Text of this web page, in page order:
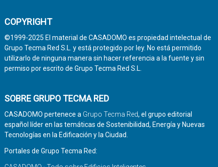
COPYRIGHT
©1999-2025 El material de CASADOMO es propiedad intelectual de
Grupo Tecma Red S.L. y está protegido por ley. No está permitido
utilizarlo de ninguna manera sin hacer referencia a la fuente y sin
permiso por escrito de Grupo Tecma Red S.L.
SOBRE GRUPO TECMA RED
CASADOMO pertenece a Grupo Tecma Red, el grupo editorial
español líder en las temáticas de Sostenibilidad, Energía y Nuevas
Tecnologías en la Edificación y la Ciudad.
Portales de Grupo Tecma Red: